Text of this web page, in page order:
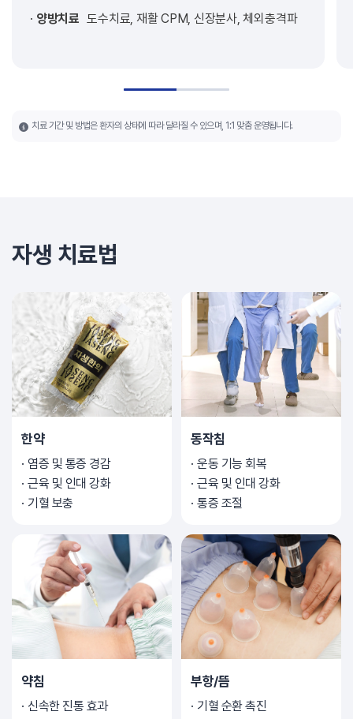
양방치료
도수치료, 재활 CPM, 신장분사, 체외충격파
치료 기간 및 방법은 환자의 상태에 따라 달라질 수 있으며, 1:1 맞춤 운영됩니다.
자생 치료법
한약
염증 및 통증 경감
근육 및 인대 강화
기혈 보충
동작침
운동 기능 회복
근육 및 인대 강화
통증 조절
약침
신속한 진통 효과
부항/뜸
기혈 순환 촉진